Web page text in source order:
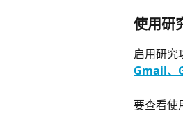
使用研
启用研究
Gmail、
要查看使